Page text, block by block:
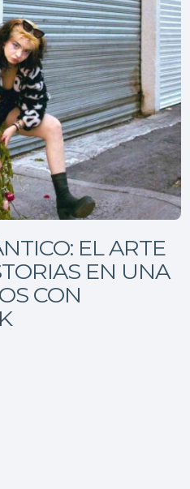
EL ARTE
EN UNA
CON